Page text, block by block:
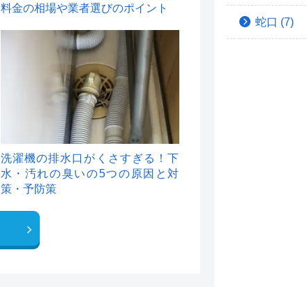
料金の相場や業者選びのポイント
洗濯機の排水口がくさすぎる！下
水・汚れの臭いの5つの原因と対
策・予防策
蛇口 (7)